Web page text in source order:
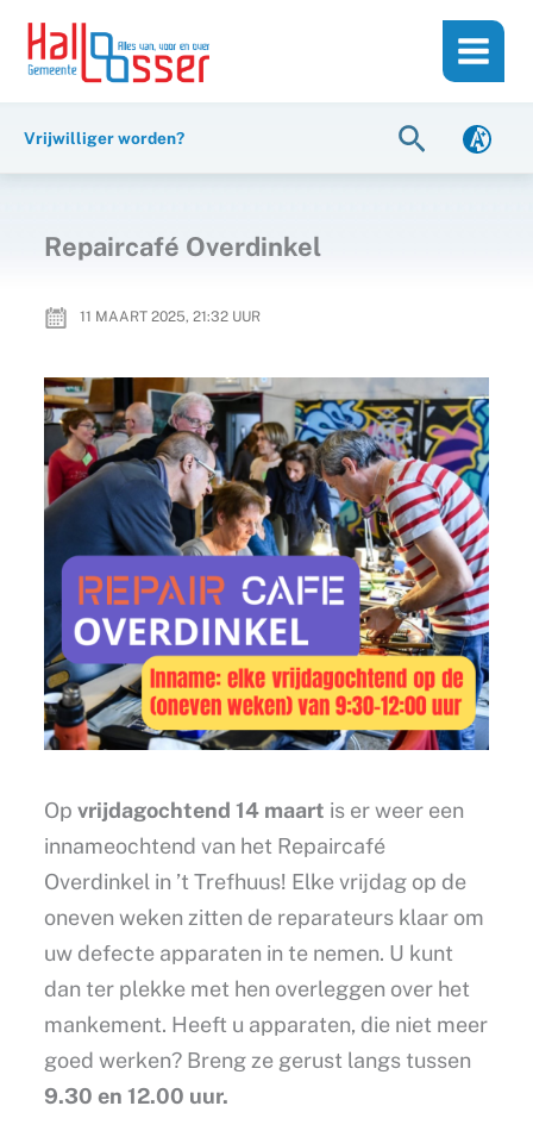
inhoud
naar
Vrijwilliger worden? Zoeken
Repaircafé Overdinkel
11 MAART 2025, 21:32UUR
Op vrijdagochtend 14 maart is er weer een
innameochtend van het Repaircafé
Overdinkel in ’t Trefhuus! Elke vrijdag op de
oneven weken zitten de reparateurs klaar om
uw defecte apparaten in te nemen. U kunt
dan ter plekke met hen overleggen over het
mankement. Heeft u apparaten, die niet meer
goed werken? Breng ze gerust langs tussen
9.30 en 12.00 uur.